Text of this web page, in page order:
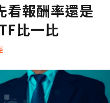
看報酬率還是
比一比